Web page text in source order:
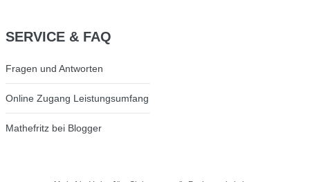
SERVICE& FAQ
Fragen und Antworten
Online Zugang Leistungsumfang
Mathefritz bei Blogger